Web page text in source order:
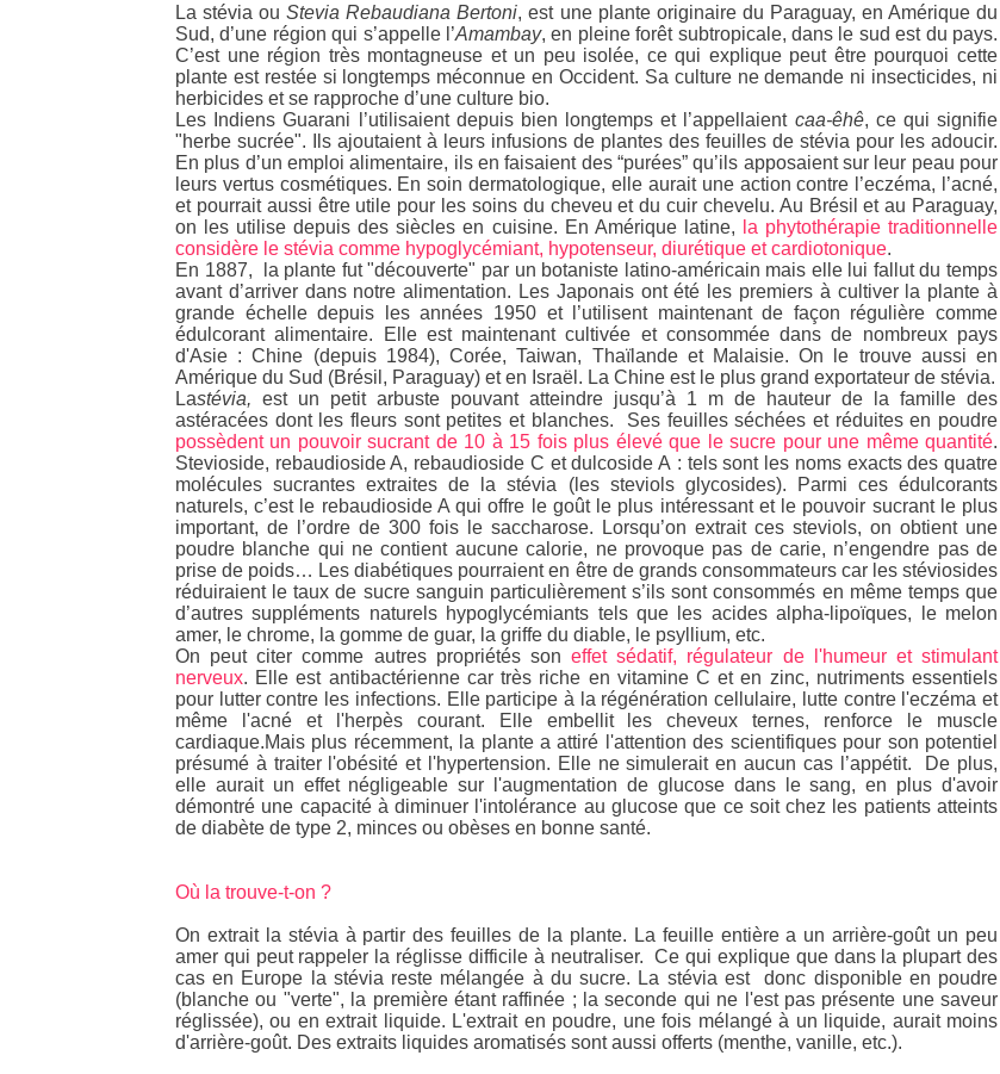
La stévia ouStevia Rebaudiana Bertoni, est une plante originaire du Paraguay, en Amérique du
Sud, d’une région qui s’appelle l’Amambay, en pleine forêt subtropicale, dans le sud est du pays.
C’est une région très montagneuse et un peu isolée, ce qui explique peut être pourquoi cette
plante est restée si longtemps méconnue en Occident. Sa culture ne demande ni insecticides, ni
herbicides et se rapproche d’une culture bio.
Les Indiens Guarani l’utilisaient depuis bien longtemps et l’appellaient caa-êhê, ce qui signifie
"herbe sucrée". Ils ajoutaient à leurs infusions de plantes des feuilles de stévia pour les adoucir.
En plus d’un emploi alimentaire, ils en faisaient des “purées” qu’ils apposaient sur leur peau pour
leurs vertus cosmétiques. En soin dermatologique, elle aurait une action contre l’eczéma, l’acné,
et pourrait aussi être utile pour les soins du cheveu et du cuir chevelu. Au Brésil et au Paraguay,
on les utilise depuis des siècles en cuisine. En Amérique latine,
la phytothérapie traditionnelle
considère le stévia comme hypoglycémiant, hypotenseur, diurétique et cardiotonique.
En 1887, la plante fut "découverte" par un botaniste latino-américain mais elle lui fallut du temps
avant d’arriver dans notre alimentation. Les Japonais ont été les premiers à cultiver la plante à
grande échelle depuis les années 1950 et l’utilisent maintenant de façon régulière comme
édulcorant alimentaire. Elle est maintenant cultivée et consommée dans de nombreux pays
d'Asie : Chine (depuis 1984), Corée, Taiwan, Thaïlande et Malaisie. On le trouve aussi en
Amérique du Sud (Brésil, Paraguay) et en Israël. La Chine est le plus grand exportateur de stévia.
Lastévia, est un petit arbuste pouvant atteindre jusqu’à 1 m de hauteur de la famille des
astéracées dont les fleurs sont petites et blanches. Ses feuilles séchées et réduites en poudre
possèdent un pouvoir sucrant de 10 à 15 fois plus élevé que le sucre pour une même quantité.
Stevioside, rebaudioside A, rebaudioside C et dulcoside A : tels sont les noms exacts des quatre
molécules sucrantes extraites de la stévia (les steviols glycosides). Parmi ces édulcorants
naturels, c’est le rebaudioside A qui offre le goût le plus intéressant et le pouvoir sucrant le plus
important, de l’ordre de 300 fois le saccharose. Lorsqu’on extrait ces steviols, on obtient une
poudre blanche qui ne contient aucune calorie, ne provoque pas de carie, n’engendre pas de
prise de poids… Les diabétiques pourraient en être de grands consommateurs car les stéviosides
réduiraient le taux de sucre sanguin particulièrement s’ils sont consommés en même temps que
d’autres suppléments naturels hypoglycémiants tels que les acides alpha-lipoïques, le melon
amer, le chrome, la gomme de guar, la griffe du diable, le psyllium, etc.
On peut citer comme autres propriétés soneffet sédatif, régulateur de l'humeur et stimulant
nerveux. Elle est antibactérienne car très riche en vitamine C et en zinc, nutriments essentiels
pour lutter contre les infections. Elle participe à la régénération cellulaire, lutte contre l'eczéma et
même l'acné et l'herpès courant. Elle embellit les cheveux ternes, renforce le muscle
cardiaque.Mais plus récemment, la plante a attiré l'attention des scientifiques pour son potentiel
présumé à traiter l'obésité et l'hypertension. Elle ne simulerait en aucun cas l’appétit. De plus,
elle aurait un effet négligeable sur l'augmentation de glucose dans le sang, en plus d'avoir
démontré une capacité à diminuer l'intolérance au glucose que ce soit chez les patients atteints
de diabète de type 2, minces ou obèses en bonne santé.
Où la trouve-t-on ?
On extrait la stévia à partir des feuilles de la plante. La feuille entière a un arrière-goût un peu
amer qui peut rappeler la réglisse difficile à neutraliser. Ce qui explique que dans la plupart des
cas en Europe la stévia reste mélangée à du sucre. La stévia est donc disponible en poudre
(blanche ou "verte", la première étant raffinée ; la seconde qui ne l'est pas présente une saveur
réglissée), ou en extrait liquide. L'extrait en poudre, une fois mélangé à un liquide, aurait moins
d'arrière-goût. Des extraits liquides aromatisés sont aussi offerts (menthe, vanille, etc.).